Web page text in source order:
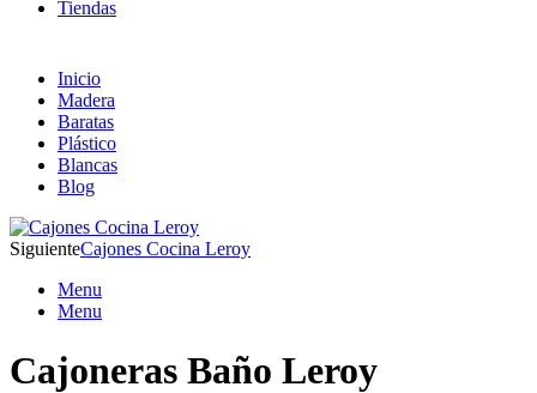
Tiendas
Inicio
Madera
Baratas
Plástico
Blancas
Blog
SiguienteCajones Cocina Leroy
Menu
Menu
Cajoneras Baño Leroy